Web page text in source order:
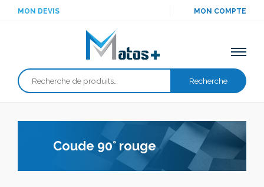
MON DEVIS MON COMPTE
Recherche
Recherche
Coude 90° rouge